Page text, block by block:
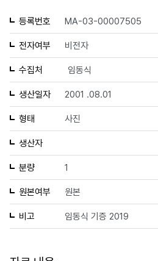
등록번호 MA-03-00007505
전자여부 비전자
수집처 임동식
생산일자 2001 .08.01
형태 사진
생산자
분량 1
원본여부 원본
비고 임동식 기증 2019